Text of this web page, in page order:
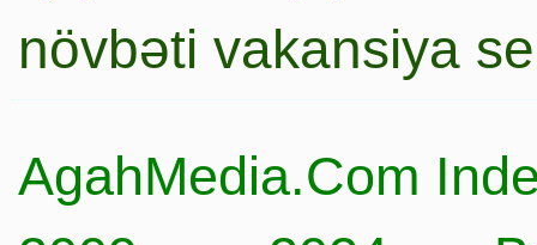
növbəti vakansiya
AgahMedia.Com